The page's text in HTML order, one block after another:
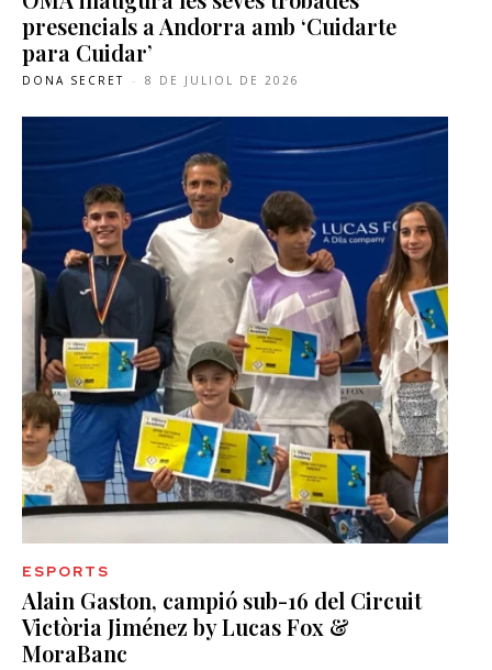
presencials a Andorra amb ‘Cuidarte
para Cuidar’
DONA SECRET - 8 DE JULIOL DE 2026
ESPORTS
Alain Gaston, campió sub-16 del Circuit
Victòria Jiménez by Lucas Fox &
MoraBanc